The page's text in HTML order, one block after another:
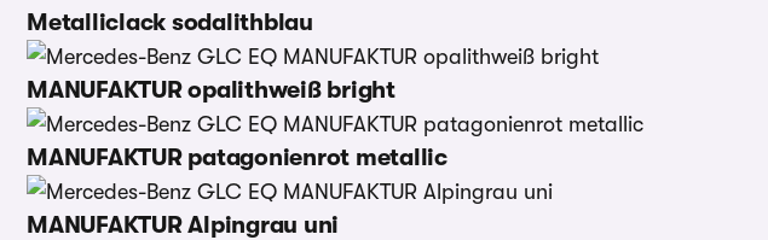
Metalliclack sodalithblau
MANUFAKTUR opalithweiß bright
MANUFAKTUR patagonienrot metallic
MANUFAKTUR Alpingrau uni